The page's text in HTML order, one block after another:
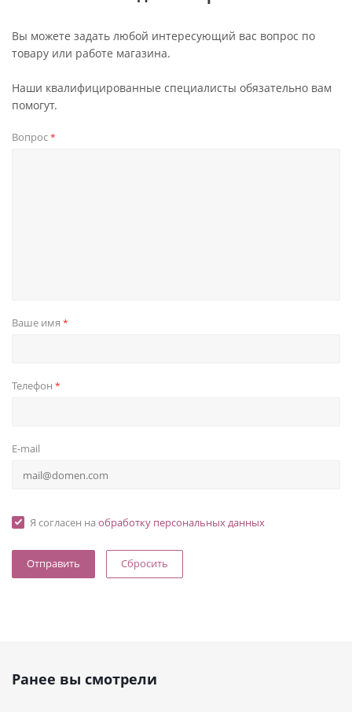
Вы можете задать любой интересующий вас вопрос по
товару или работе магазина.
Наши квалифицированные специалисты обязательно вам
помогут.
Вопрос*
Ваше имя *
Телефон *
E-mail
Я согласен на обработку персональных данных
Сбросить
Ранее вы смотрели